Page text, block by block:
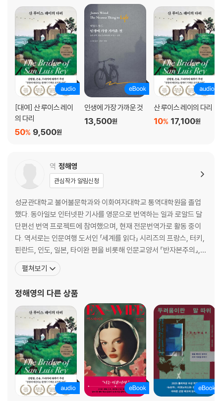
[대여] 산 루이스 레이
의 다리
9,500원
50%
인생에 가장 가까운 것
13,500원
산 루이스 레이의 다리
17,100원
10%
역 정해영
관심작가 알림신청
성균관대학교 불어불문학과와 이화여자대학교 통역대학원을 졸업
했다. 동아일보 인터넷판 기사를 영문으로 번역하는 일과 로알드 달
단편선 번역 프로젝트에 참여했으며, 현재 전문번역가로 활동 중이
다. 역서로는 인문여행 도서인 「세계를 읽다」 시리즈의 프랑스, 터키,
핀란드, 인도, 일본, 타이완 편을 비롯해 인문교양서 『반자본주의』,
『하버드 문학 강의』, 『이 폐허를 응시하라』, 『판데믹: 바이러스의 위
협』, 『회계는 어떻게 역사를 지배해왔는가』, 『번역의 일』, 『페미니스
때리기』, 『올드 오스트레일리아』,
펼쳐보기
정해영의 다른 상품